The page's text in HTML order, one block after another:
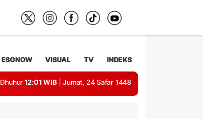
ESGNOW VISUAL TV INDEKS
Dhuhur 12:01 WIB | Jumat, 24 Safar 1448